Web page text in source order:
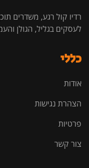
רדיו קול רגע, משדרים
לעסקים בגליל, הגולן
כללי
אודות
הצהרת נגישות
פרטיות
צור קשר